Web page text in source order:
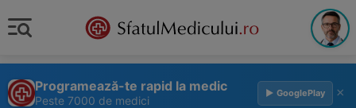
Programează-te rapid la medic
Peste 7000 de medici
▶ GooglePlay ×